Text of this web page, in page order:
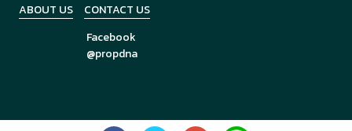
ABOUT US
CONTACT US
Facebook
@propdna